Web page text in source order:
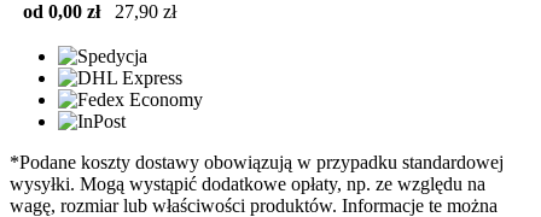
od 0,00 zł
27,90 zł
*Podane koszty dostawy obowiązują w przypadku standardowej
wysyłki. Mogą wystąpić dodatkowe opłaty, np. ze względu na
wagę, rozmiar lub właściwości produktów. Informacje te można